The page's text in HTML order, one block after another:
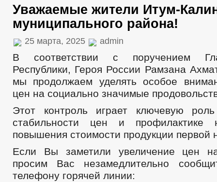
Уважаемые жители Итум-
муниципального района!
25 марта, 2025 admin
В соответствии с поручением
Республики, Героя России Рамзана
мы продолжаем уделять особое
цен на социально значимые
Этот контроль играет ключевую
стабильности цен и профилактике
повышения стоимости продукции первой
Если Вы заметили увеличение цен
просим Вас незамедлительно
телефону горячей линии: